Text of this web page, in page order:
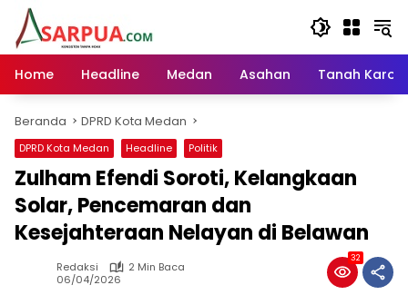
Langsung
konten
Home
Headline Medan Asahan Tanah Karo
Beranda DPRD Kota Medan
DPRD Kota Medan Headline Politik
Zulham Efendi Soroti, Kelangkaan
Solar, Pencemaran dan
Kesejahteraan Nelayan di Belawan
Redaksi
2 Min Baca
06/04/2026
32